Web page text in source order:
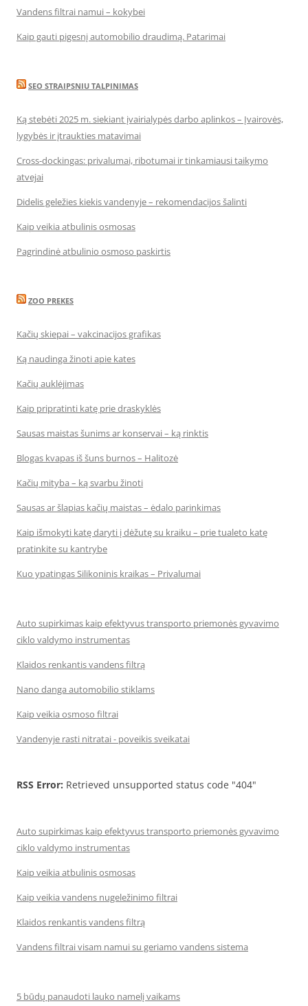
Vandens filtrai namui – kokybei
Kaip gauti pigesnį automobilio draudimą. Patarimai
SEO STRAIPSNIU TALPINIMAS
Ką stebėti 2025 m. siekiant įvairialypės darbo aplinkos – Įvairovės,
lygybės ir įtraukties matavimai
Cross-dockingas: privalumai, ribotumai ir tinkamiausi taikymo
atvejai
Didelis geležies kiekis vandenyje – rekomendacijos šalinti
Kaip veikia atbulinis osmosas
Pagrindinė atbulinio osmoso paskirtis
ZOO PREKES
Kačių skiepai – vakcinacijos grafikas
Ką naudinga žinoti apie kates
Kačių auklėjimas
Kaip pripratinti katę prie draskyklės
Sausas maistas šunims ar konservai – ką rinktis
Blogas kvapas iš šuns burnos – Halitozė
Kačių mityba – ką svarbu žinoti
Sausas ar šlapias kačių maistas – ėdalo parinkimas
Kaip išmokyti katę daryti į dėžutę su kraiku – prie tualeto katę
pratinkite su kantrybe
Kuo ypatingas Silikoninis kraikas – Privalumai
Auto supirkimas kaip efektyvus transporto priemonės gyvavimo
ciklo valdymo instrumentas
Klaidos renkantis vandens filtrą
Nano danga automobilio stiklams
Kaip veikia osmoso filtrai
Vandenyje rasti nitratai - poveikis sveikatai
RSS Error: Retrieved unsupported status code "404"
Auto supirkimas kaip efektyvus transporto priemonės gyvavimo
ciklo valdymo instrumentas
Kaip veikia atbulinis osmosas
Kaip veikia vandens nugeležinimo filtrai
Klaidos renkantis vandens filtrą
Vandens filtrai visam namui su geriamo vandens sistema
5 būdų panaudoti lauko namelį vaikams